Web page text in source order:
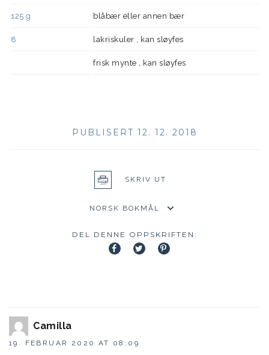
125 g blåbær eller annen bær
8 lakriskuler , kan sløyfes
frisk mynte , kan sløyfes
PUBLISERT 12. 12. 2018
SKRIV UT
DEL DENNE OPPSKRIFTEN:
Camilla
19. FEBRUAR 2020 AT 08:09